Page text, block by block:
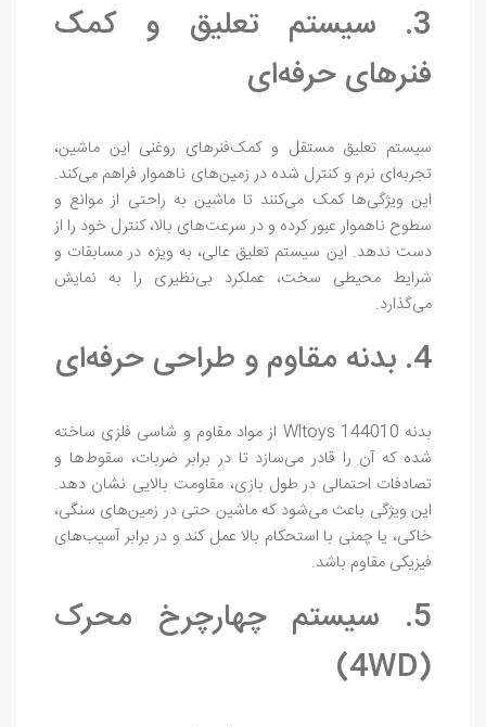
3. سیستم تعلیق و کمک‌
فنرهای حرفه‌ای
سیستم تعلیق مستقل و کمک‌فنرهای روغنی این ماشین،
تجربه‌ای نرم و کنترل شده در زمین‌های ناهموار فراهم می‌کند.
این ویژگی‌ها کمک می‌کنند تا ماشین به راحتی از موانع و
سطوح ناهموار عبور کرده و در سرعت‌های بالا، کنترل خود را از
دست ندهد. این سیستم تعلیق عالی، به ویژه در مسابقات و
شرایط محیطی سخت، عملکرد بی‌نظیری را به نمایش
می‌گذارد.
4. بدنه مقاوم و طراحی حرفه‌ای
بدنه Wltoys 144010 از مواد مقاوم و شاسی فلزی ساخته
شده که آن را قادر می‌سازد تا در برابر ضربات، سقوط‌ها و
تصادفات احتمالی در طول بازی، مقاومت بالایی نشان دهد.
این ویژگی باعث می‌شود که ماشین حتی در زمین‌های سنگی،
خاکی، یا چمنی با استحکام بالا عمل کند و در برابر آسیب‌های
فیزیکی مقاوم باشد.
5. سیستم چهارچرخ محرک
(4WD)